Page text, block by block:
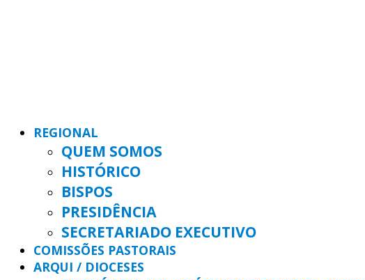
REGIONAL
QUEM SOMOS
HISTÓRICO
BISPOS
PRESIDÊNCIA
SECRETARIADO EXECUTIVO
COMISSÕES PASTORAIS
ARQUI / DIOCESES